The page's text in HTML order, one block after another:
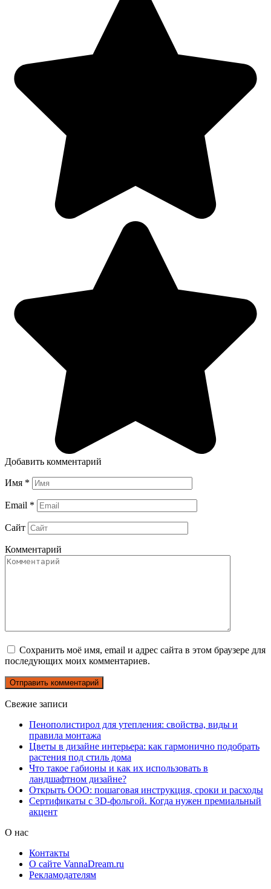
Добавить комментарий
Имя *
Email *
Сайт
Комментарий
Сохранить моё имя, email и адрес сайта в этом браузере для
последующих моих комментариев.
Свежие записи
Пенополистирол для утепления: свойства, виды и
правила монтажа
Цветы в дизайне интерьера: как гармонично подобрать
растения под стиль дома
Что такое габионы и как их использовать в
ландшафтном дизайне?
Открыть ООО: пошаговая инструкция, сроки и расходы
Сертификаты с 3D-фольгой. Когда нужен премиальный
акцент
О нас
Контакты
О сайте VannaDream.ru
Рекламодателям